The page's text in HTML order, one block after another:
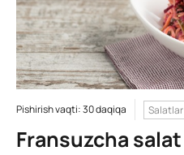
Pishirish vaqti: 30 daqiqa Salatlar
Fransuzcha salat